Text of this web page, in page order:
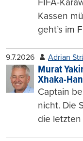
Kassen
geht’s im
9.7.2026 Adrian
Murat
Xhaka-
Captain
nicht. Die
die letzten